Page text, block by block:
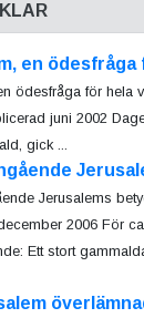
en ödesfråga
ödesfråga för hela
juni 2002
gick ...
Jerusalems
2006 För
Ett stort